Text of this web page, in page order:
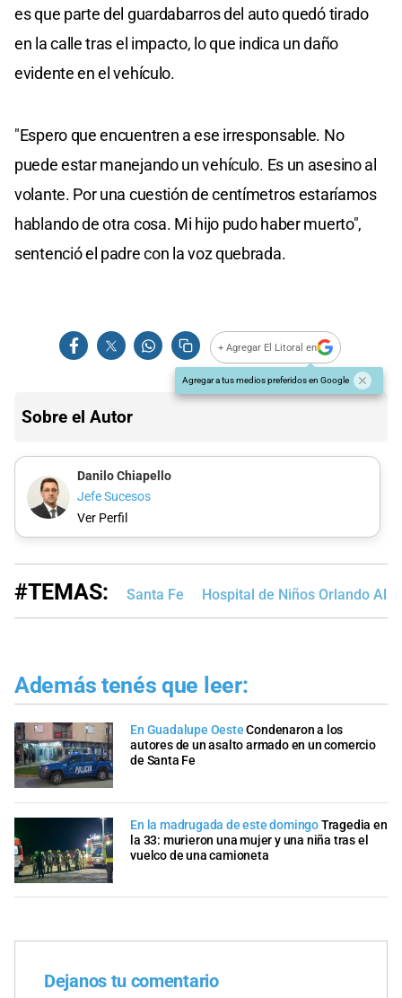
es que parte del guardabarros del auto quedó tirado
en la calle tras el impacto, lo que indica un daño
evidente en el vehículo.
"Espero que encuentren a ese irresponsable. No
puede estar manejando un vehículo. Es un asesino al
volante. Por una cuestión de centímetros estaríamos
hablando de otra cosa. Mi hijo pudo haber muerto",
sentenció el padre con la voz quebrada.
+ Agregar El Litoral en
Agregar a tus medios preferidos en Google
Sobre el Autor
Danilo Chiapello
Jefe Sucesos
Ver Perfil
#TEMAS: Santa Fe Hospital de Niños Orlando
Además tenés que leer:
En Guadalupe Oeste Condenaron a los
autores de un asalto armado en un comercio
de Santa Fe
En la madrugada de este domingoTragedia en
la 33: murieron una mujer y una niña tras el
vuelco de una camioneta
Dejanos tu comentario